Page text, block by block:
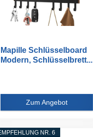
Mapille Schlüsselboard
Modern, Schlüsselbrett...
Zum Angebot
NR. 6